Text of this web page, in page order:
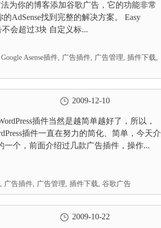
法为你的博客添加谷歌广告，它的功能非常
AdSense找到完整的解决方案。 Easy
会超过3块 自定义标...
Google Asense插件, 广告插件, 广告管理,插件下载,
2009-12-10
插件当然是越简单越好了，所以，
插件一直在努力的简化、简单，今天介
一个，前面介绍过几款广告插件，操作...
, 广告插件, 广告管理,插件下载,谷歌广告
2009-10-22